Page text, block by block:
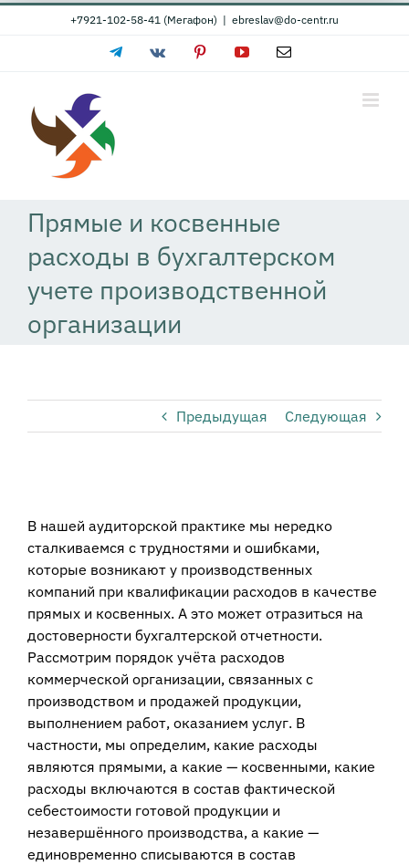
Skip
+7921-102-58-41 (Мегафон) | ebreslav@do-centr.ru
TelegramVk PinterestYouTubeEmail
Прямые и косвенные
расходы в бухгалтерском
учете производственной
организации
Предыдущая Следующая
Larger
Image
В нашей аудиторской практике мы нередко
сталкиваемся с трудностями и ошибками,
которые возникают у производственных
компаний при квалификации расходов в качестве
прямых и косвенных. А это может отразиться на
достоверности бухгалтерской отчетности.
Рассмотрим порядок учёта расходов
коммерческой организации, связанных с
производством и продажей продукции,
выполнением работ, оказанием услуг. В
частности, мы определим, какие расходы
являются прямыми, а какие — косвенными, какие
расходы включаются в состав фактической
себестоимости готовой продукции и
незавершённого производства, а какие —
единовременно списываются в состав